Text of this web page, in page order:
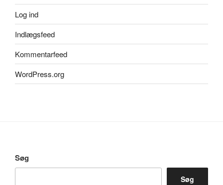
Log ind
Indlægsfeed
Kommentarfeed
WordPress.org
Søg
Søg